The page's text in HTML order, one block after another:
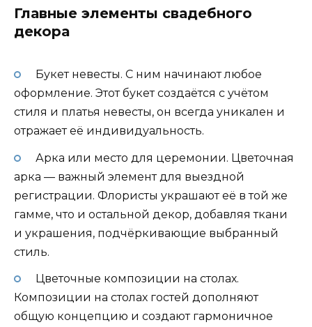
Главные элементы свадебного
декора
Букет невесты. С ним начинают любое
оформление. Этот букет создаётся с учётом
стиля и платья невесты, он всегда уникален и
отражает её индивидуальность.
Арка или место для церемонии. Цветочная
арка — важный элемент для выездной
регистрации. Флористы украшают её в той же
гамме, что и остальной декор, добавляя ткани
и украшения, подчёркивающие выбранный
стиль.
Цветочные композиции на столах.
Композиции на столах гостей дополняют
общую концепцию и создают гармоничное